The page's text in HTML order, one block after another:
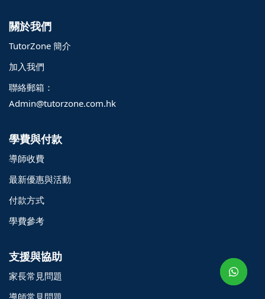
9 時至下午 6 時
至日 - 24 小時
6828 1809
關於我們
TutorZone 簡介
加入我們
聯絡郵箱：
Admin@tutorzone.com.hk
學費與付款
導師收費
最新優惠與活動
付款方式
學費參考
支援與協助
家長常見問題
導師常見問題